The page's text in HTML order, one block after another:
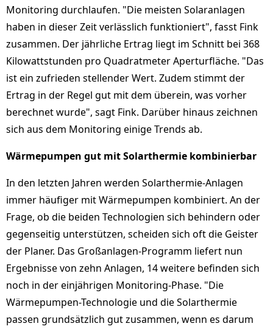
Monitoring durchlaufen. "Die meisten Solaranlagen
haben in dieser Zeit verlässlich funktioniert", fasst Fink
zusammen. Der jährliche Ertrag liegt im Schnitt bei 368
Kilowattstunden pro Quadratmeter Aperturfläche. "Das
ist ein zufrieden stellender Wert. Zudem stimmt der
Ertrag in der Regel gut mit dem überein, was vorher
berechnet wurde", sagt Fink. Darüber hinaus zeichnen
sich aus dem Monitoring einige Trends ab.
Wärmepumpen gut mit Solarthermie kombinierbar
In den letzten Jahren werden Solarthermie-Anlagen
immer häufiger mit Wärmepumpen kombiniert. An der
Frage, ob die beiden Technologien sich behindern oder
gegenseitig unterstützen, scheiden sich oft die Geister
der Planer. Das Großanlagen-Programm liefert nun
Ergebnisse von zehn Anlagen, 14 weitere befinden sich
noch in der einjährigen Monitoring-Phase. "Die
Wärmepumpen-Technologie und die Solarthermie
passen grundsätzlich gut zusammen, wenn es darum